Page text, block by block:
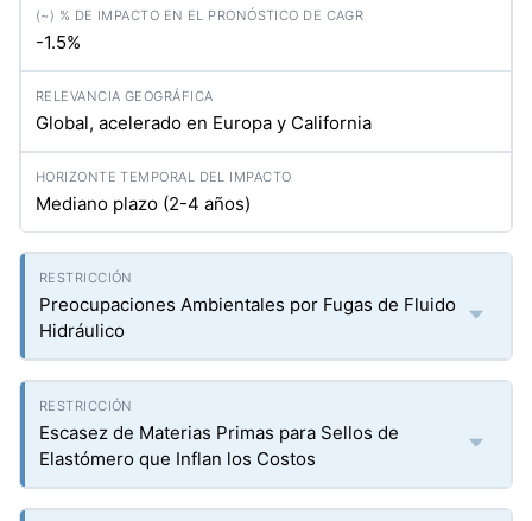
-1.5%
Global, acelerado en Europa y California
Mediano plazo (2-4 años)
Preocupaciones Ambientales por Fugas de Fluido
Hidráulico
Escasez de Materias Primas para Sellos de
Elastómero que Inflan los Costos